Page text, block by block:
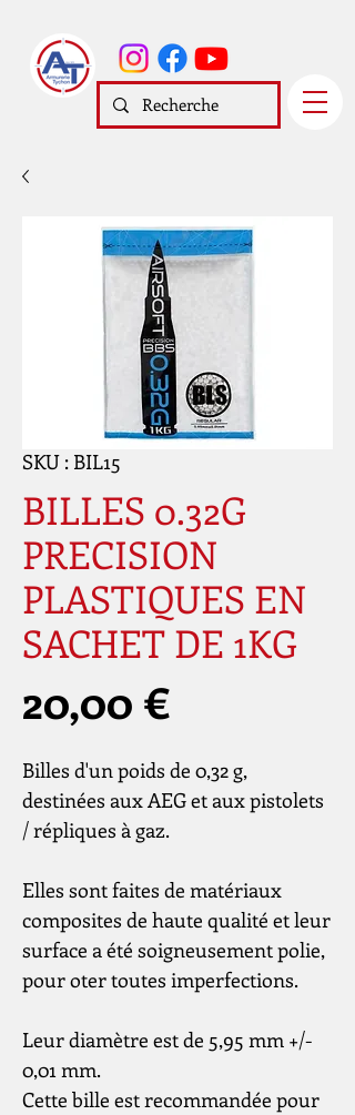
SKU : BIL15
BILLES 0.32G
PRECISION
PLASTIQUES EN
SACHET DE 1KG
20,00 €
Billes d'un poids de 0,32 g,
destinées aux AEG et aux pistolets
/ répliques à gaz.
Elles sont faites de matériaux
composites de haute qualité et leur
surface a été soigneusement polie,
pour oter toutes imperfections.
Leur diamètre est de 5,95 mm +/-
0,01 mm.
Cette bille est recommandée pour